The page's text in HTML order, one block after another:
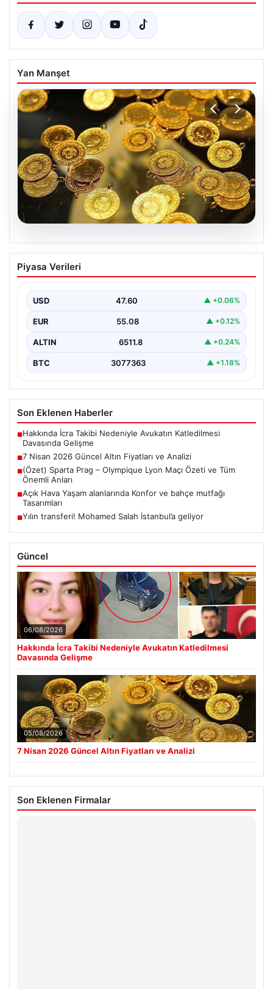
Yan Manşet
7 Nisan 2026 Güncel Altın Fiyatları ve
Analizi
bölgesel gerilimler nedeniyle dalgalı seyirler yaşamaya
devam ediyor.…
Piyasa Verileri
USD 47.60 ▲ +0.06%
EUR 55.08 ▲ +0.12%
ALTIN 6511.8 ▲ +0.24%
BTC 3077363 ▲ +1.18%
Son Eklenen Haberler
■Hakkında İcra Takibi Nedeniyle Avukatın Katledilmesi
Davasında Gelişme
■7 Nisan 2026 Güncel Altın Fiyatları ve Analizi
■(Özet) Sparta Prag – Olympique Lyon Maçı Özeti ve Tüm
Önemli Anları
■Açık Hava Yaşam alanlarında Konfor ve bahçe mutfağı
Tasarımları
■Yılın transferi! Mohamed Salah İstanbul’a geliyor
Güncel
06/08/2026
Hakkında İcra Takibi Nedeniyle Avukatın Katledilmesi
Davasında Gelişme
05/08/2026
7 Nisan 2026 Güncel Altın Fiyatları ve Analizi
Son Eklenen Firmalar